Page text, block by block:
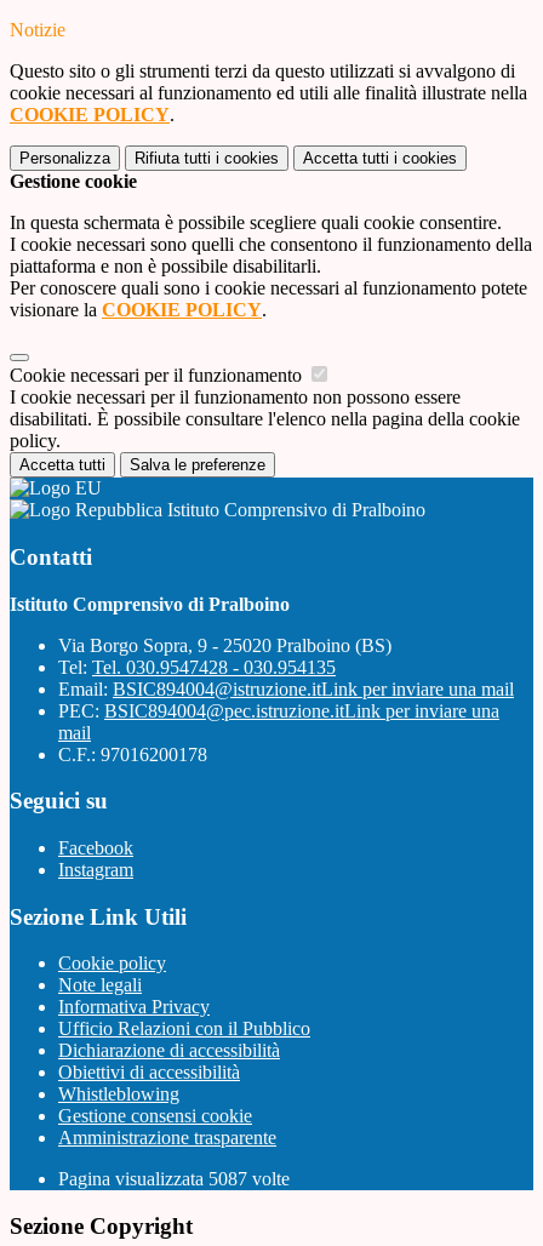
Notizie
Questo sito o gli strumenti terzi da questo utilizzati si avvalgono di
cookie necessari al funzionamento ed utili alle finalità illustrate nella
COOKIE POLICY.
Personalizza Rifiuta tutti i cookies Accetta tutti i cookies
Gestione cookie
In questa schermata è possibile scegliere quali cookie consentire.
I cookie necessari sono quelli che consentono il funzionamento della
piattaforma e non è possibile disabilitarli.
Per conoscere quali sono i cookie necessari al funzionamento potete
visionare la COOKIE POLICY.
Cookie necessari per il funzionamento
I cookie necessari per il funzionamento non possono essere
disabilitati. È possibile consultare l'elenco nella pagina della cookie
policy.
Accetta tutti Salva le preferenze
Istituto Comprensivo di Pralboino
Contatti
Istituto Comprensivo di Pralboino
Via Borgo Sopra, 9 - 25020 Pralboino (BS)
Tel: Tel. 030.9547428 - 030.954135
Email: BSIC894004@istruzione.itLink per inviare una mail
PEC: BSIC894004@pec.istruzione.itLink per inviare una
mail
C.F.: 97016200178
Seguici su
Facebook
Instagram
Sezione Link Utili
Cookie policy
Note legali
Informativa Privacy
Ufficio Relazioni con il Pubblico
Dichiarazione di accessibilità
Obiettivi di accessibilità
Whistleblowing
Gestione consensi cookie
Amministrazione trasparente
Pagina visualizzata 5087 volte
Sezione Copyright